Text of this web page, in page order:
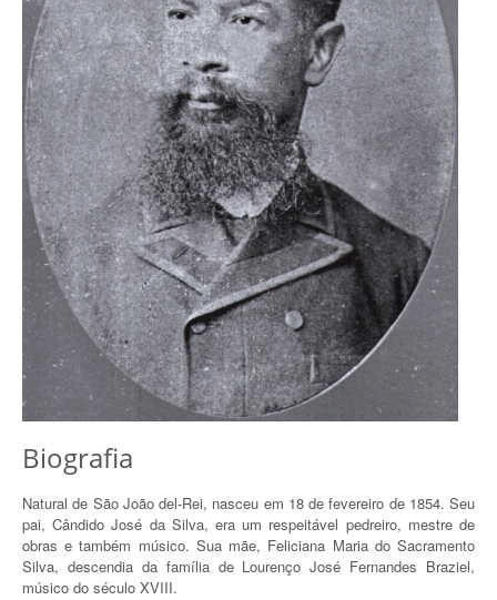
Biografia
Natural de São João del-Rei, nasceu em 18 de fevereiro de 1854. Seu
pai, Cândido José da Silva, era um respeitável pedreiro, mestre de
obras e também músico. Sua mãe, Feliciana Maria do Sacramento
Silva, descendia da família de Lourenço José Fernandes Braziel,
músico do século XVIII.